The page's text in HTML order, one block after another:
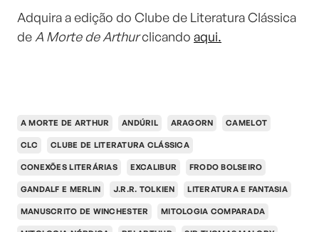
Adquira a edição do Clube de Literatura Clássica
de A Morte de Arthurclicando aqui.
A MORTE DE ARTHUR ANDÚRIL ARAGORN CAMELOT
CLC CLUBE DE LITERATURA CLÁSSICA
CONEXÕES LITERÁRIAS EXCALIBUR FRODO BOLSEIRO
GANDALF E MERLIN J.R.R. TOLKIEN LITERATURA E FANTASIA
MANUSCRITO DE WINCHESTER MITOLOGIA COMPARADA